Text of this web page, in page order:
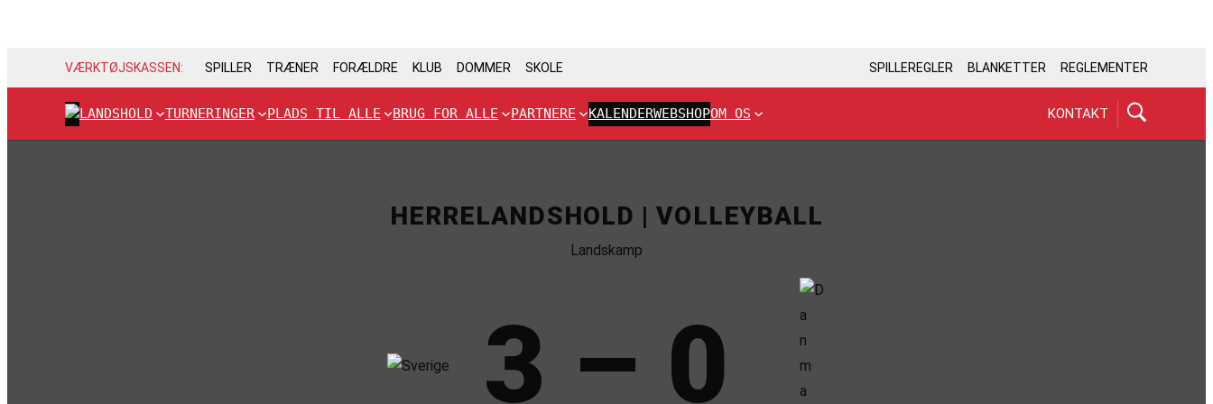
VÆRKTØJSKASSEN: SPILLER TRÆNER FORÆLDRE KLUB DOMMER SKOLE SPILLEREGLER BLANKETTER REGLEMENTER
LANDSHOLD TURNERINGER PLADS TIL ALLE BRUG FOR ALLE PARTNERE KALENDERWEBSHOPOM OS KONTAKT
HERRELANDSHOLD | VOLLEYBALL
Landskamp
3 – 0